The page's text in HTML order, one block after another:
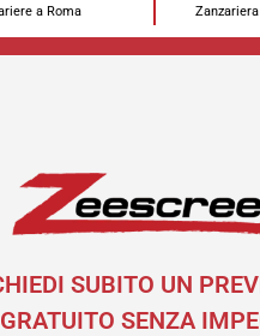
a Roma
SUBITO UN
GRATUITO SENZA